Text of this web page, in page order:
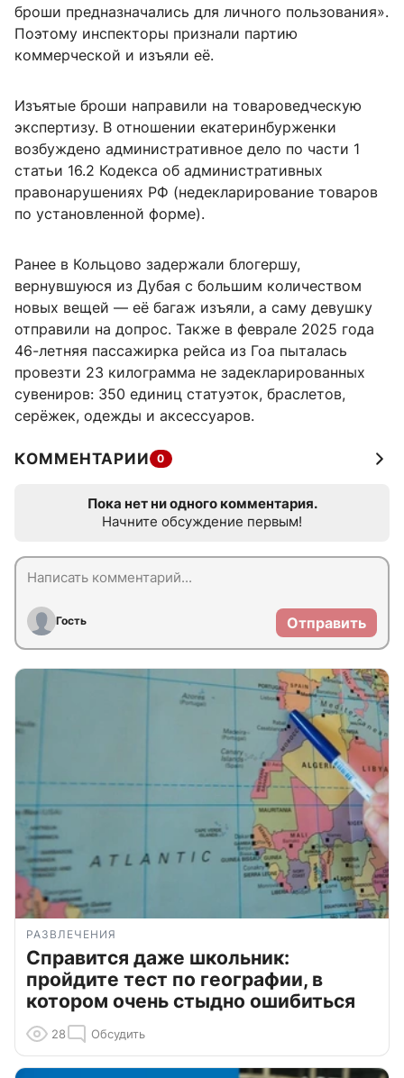
броши предназначались для личного пользования».
Поэтому инспекторы признали партию
коммерческой и изъяли её.
Изъятые броши направили на товароведческую
экспертизу. В отношении екатеринбурженки
возбуждено административное дело по части 1
статьи 16.2 Кодекса об административных
правонарушениях РФ (недекларирование товаров
по установленной форме).
Ранее в Кольцово задержали блогершу,
вернувшуюся из Дубая с большим количеством
новых вещей — её багаж изъяли, а саму девушку
отправили на допрос. Также в феврале 2025 года
46-летняя пассажирка рейса из Гоа пыталась
провезти 23 килограмма не задекларированных
сувениров: 350 единиц статуэток, браслетов,
серёжек, одежды и аксессуаров.
КОММЕНТАРИИ 0
Пока нет ни одного комментария.
Начните обсуждение первым!
Гость Отправить
РАЗВЛЕЧЕНИЯ
Справится даже школьник:
пройдите тест по географии, в
котором очень стыдно ошибиться
28 Обсудить